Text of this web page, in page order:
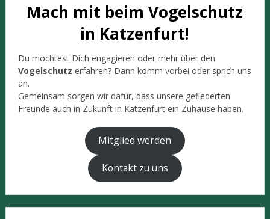
Mach mit beim Vogelschutz
in Katzenfurt!
Du möchtest Dich engagieren oder mehr über den
Vogelschutz erfahren? Dann komm vorbei oder sprich uns
an.
Gemeinsam sorgen wir dafür, dass unsere gefiederten
Freunde auch in Zukunft in Katzenfurt ein Zuhause haben.
Mitglied werden
Kontakt zu uns